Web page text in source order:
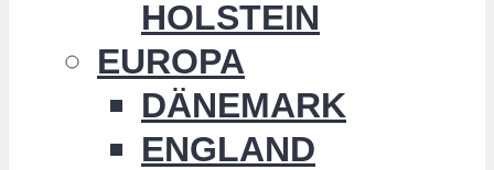
HOLSTEIN
EUROPA
DÄNEMARK
ENGLAND